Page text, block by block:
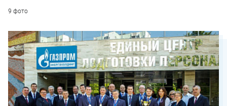
9 фото